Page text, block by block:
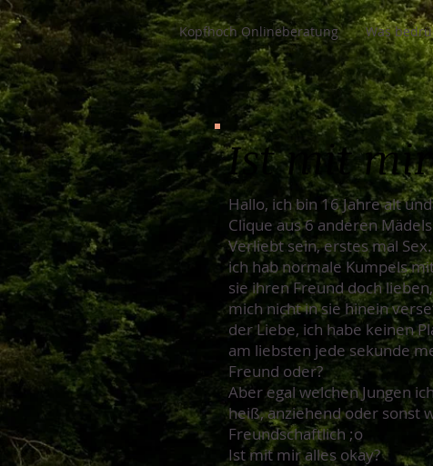
Kopfhoch Onlineberatung Was
Ist mit
Hallo, ich bin 16 Jahre alt
Clique aus 6 anderen
Verliebt sein, erstes mal
ich hab normale Kumpels
sie ihren Freund doch
mich nicht in sie hinein
der Liebe, ich habe keinen
am liebsten jede sekunde
Freund oder?
Aber egal welchen Jungen
heiß, anziehend oder sonst
Freundschaftlich ;o
Ist mit mir alles okay?